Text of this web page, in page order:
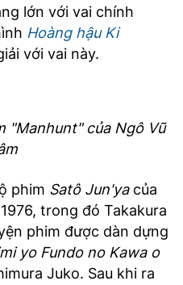
lớn với vai chính
Hoàng hậu Ki
với vai này.
"Manhunt" của Ngô Vũ
phim Satô Jun'yacủa
trong đó Takakura
phim được dàn dựng
yo Fundo no Kawa o
Juko. Sau khi ra